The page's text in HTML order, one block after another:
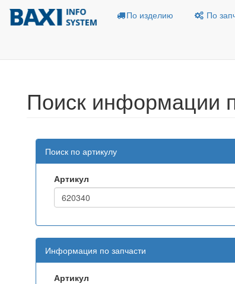
По изделию По
Поиск информации
Поиск по артикулу
Артикул
Информация по запчасти
Артикул